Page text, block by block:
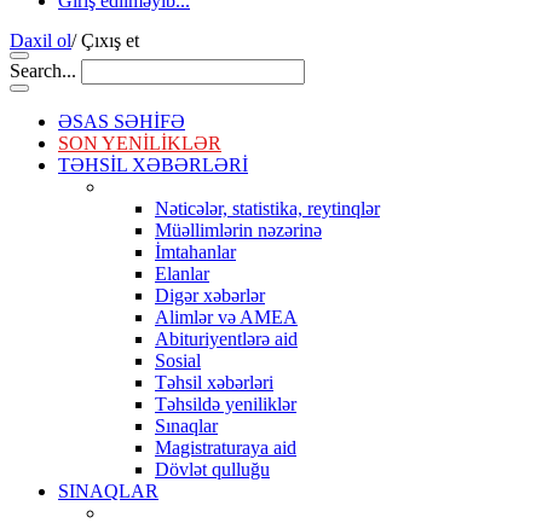
Daxil ol/Çıxış et
Search...
ƏSAS SƏHİFƏ
SON YENİLİKLƏR
TƏHSİL XƏBƏRLƏRİ
Nəticələr, statistika, reytinqlər
Müəllimlərin nəzərinə
İmtahanlar
Elanlar
Digər xəbərlər
Alimlər və AMEA
Abituriyentlərə aid
Sosial
Təhsil xəbərləri
Təhsildə yeniliklər
Sınaqlar
Magistraturaya aid
Dövlət qulluğu
SINAQLAR